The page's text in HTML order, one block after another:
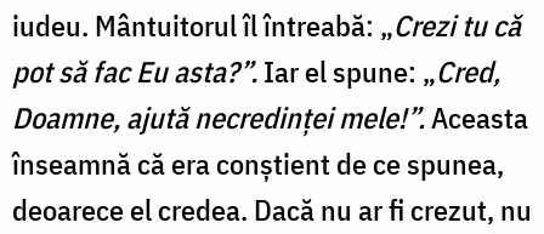
iudeu. Mântuitorul îl întreabă: „Crezi tu că
pot să fac Eu asta?”.Iar el spune: „Cred,
Doamne, ajută necredinței mele!”.Aceasta
înseamnă că era conștient de ce spunea,
deoarece el credea. Dacă nu ar fi crezut, nu